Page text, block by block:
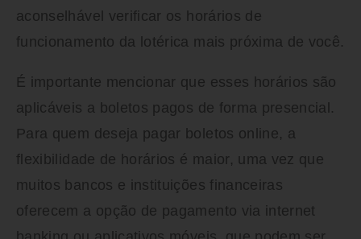
aconselhável verificar os horários de
funcionamento da lotérica mais próxima de você.
É importante mencionar que esses horários são
aplicáveis a boletos pagos de forma presencial.
Para quem deseja pagar boletos online, a
flexibilidade de horários é maior, uma vez que
muitos bancos e instituições financeiras
oferecem a opção de pagamento via internet